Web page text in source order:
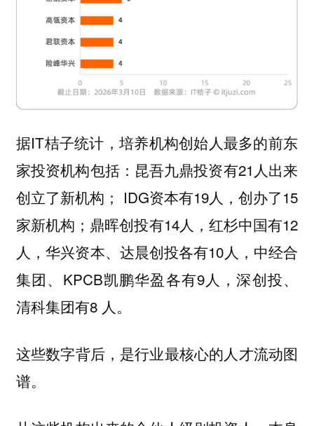
据IT桔子统计，培养机构创始人最多的前东
家投资机构包括：昆吾九鼎投资有21人出来
创立了新机构； IDG资本有19人，创办了15
家新机构；鼎晖创投有14人，红杉中国有12
人，华兴资本、达晨创投各有10人，中经合
集团、KPCB凯鹏华盈各有9人，深创投、
清科集团有8 人。
这些数字背后，是行业最核心的人才流动图
谱。